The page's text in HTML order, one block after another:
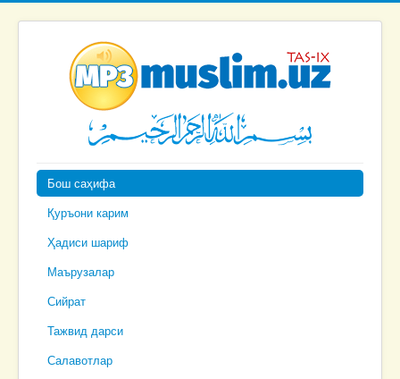
Бош саҳифа
Қуръони карим
Ҳадиси шариф
Маърузалар
Сийрат
Тажвид дарси
Салавотлар